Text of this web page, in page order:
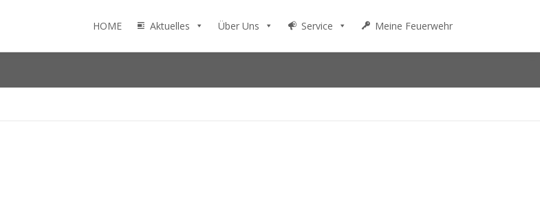
HOME Aktuelles Über Uns Service Meine Feuerwehr